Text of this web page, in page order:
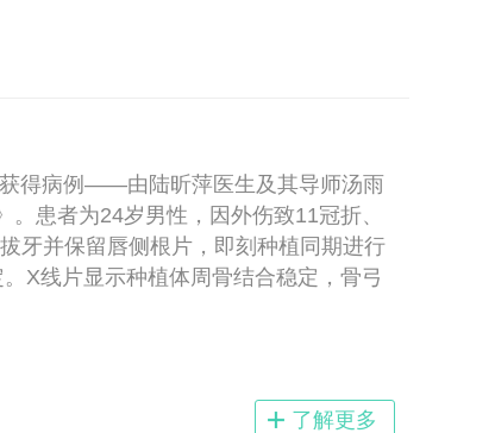
得病例——由陆昕萍医生及其导师汤雨
患者为24岁男性，因外伤致11冠折、
牙并保留唇侧根片，即刻种植同期进行
X线片显示种植体周骨结合稳定，骨弓
了解更多